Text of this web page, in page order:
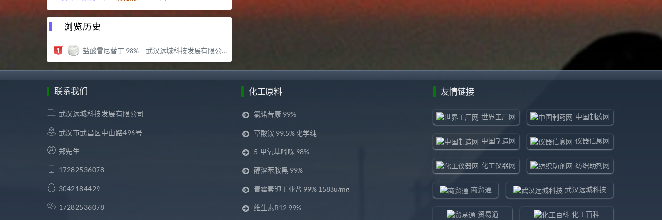
浏览历史
盐酸雷尼替丁 98% – 武汉远城科技发展有限公司
联系我们
武汉远城科技发展有限公司
武汉市武昌区中山路496号
郑先生
17282536078
3042184429
17282536078
化工原料
氯诺昔康 99%
草酸铵 99.5% 化学纯
5-甲氧基吲哚 98%
醇溶苯胺黑 99%
青霉素钾工业盐 99% 1588u/mg
维生素B12 99%
友情链接
世界工厂网 中国制药网
中国制造网 仪器信息网
化工仪器网 纺织助剂网
商贸通 武汉远城科技
贸易通 化工百科